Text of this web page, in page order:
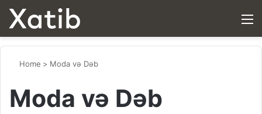
Home > Moda və Dəb
Moda və Dəb